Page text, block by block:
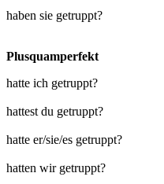
haben sie getruppt?
Plusquamperfekt
hatte ich getruppt?
hattest du getruppt?
hatte er/sie/es getruppt?
hatten wir getruppt?